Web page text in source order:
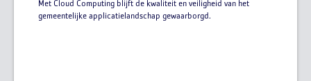
Met Cloud Computing blijft de kwaliteit en veiligheid van het
gemeentelijke applicatielandschap gewaarborgd.